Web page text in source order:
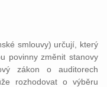
smlouvy) určují, který
povinny změnit stanovy
zákon o auditorech
rozhodovat o výběru